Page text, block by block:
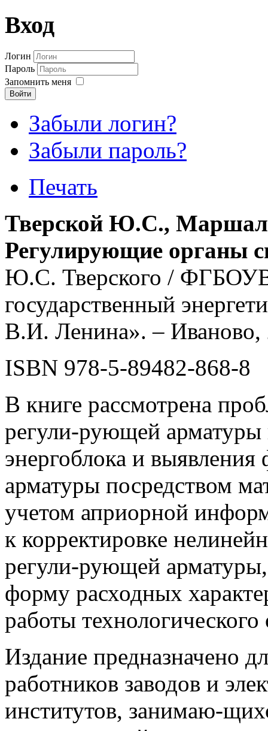
Вход
Логин
Пароль
Запомнить меня
Войти
Забыли логин?
Забыли пароль?
Шаблоны Joomla 3 здесь:
Печать
Тверской Ю.С.,
Регулирующие органы
Ю.С. Тверского /
государственный
В.И. Ленина». – Иваново,
ISBN 978-5-89482-868-8
В книге рассмотрена
регули-рующей
энергоблока и
арматуры посредством
учетом априорной
к корректировке
регули-рующей
форму расходных
работы
Издание предназначено
работников заводов и
институтов, занимаю-